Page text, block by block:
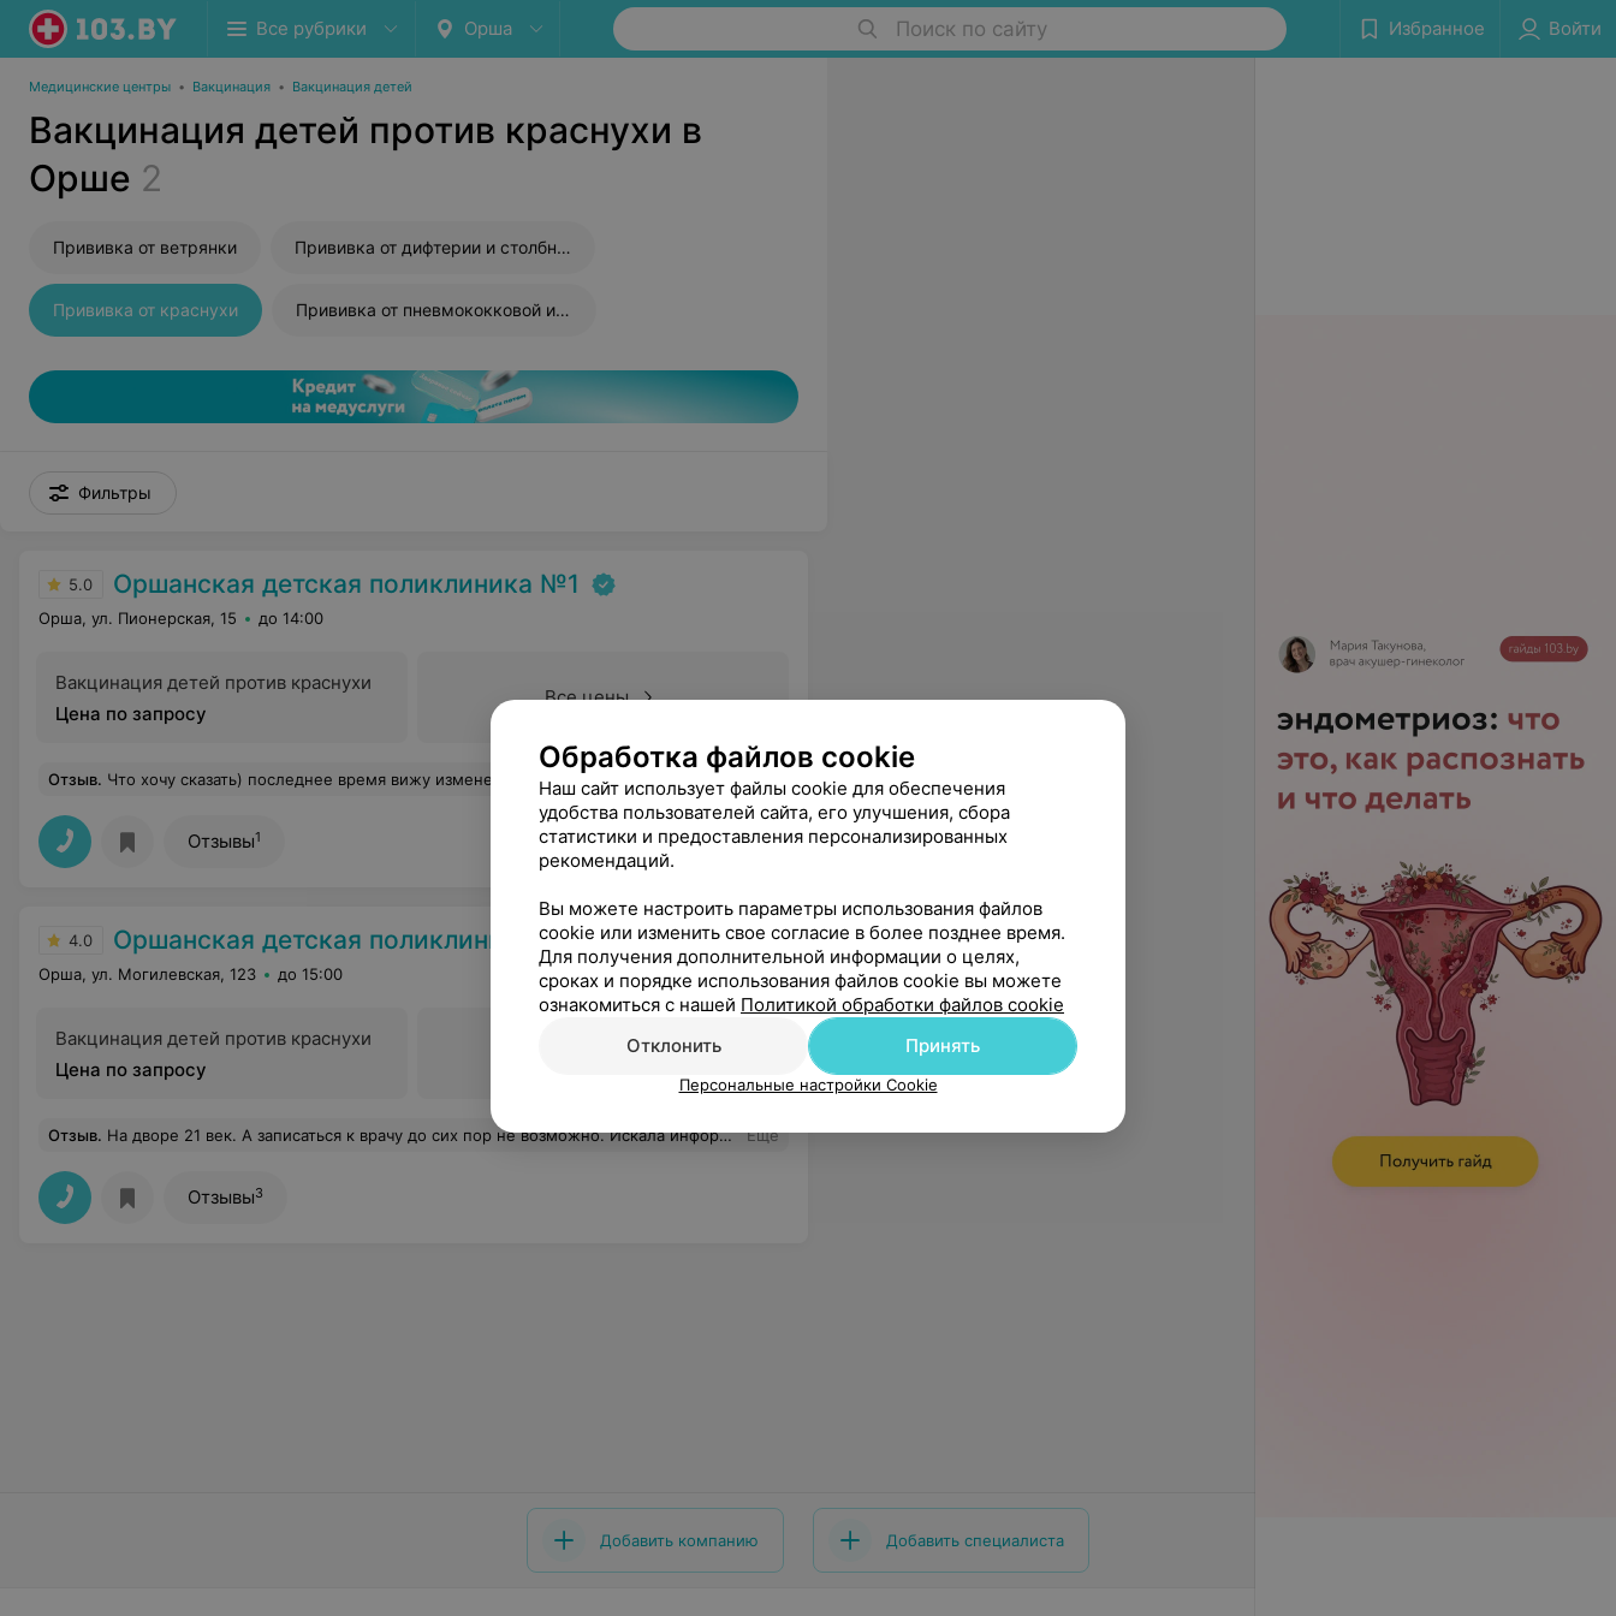
Все рубрики Орша Поиск по сайту Избранное Войти
Медицинские центры • Вакцинация • Вакцинация детей
Вакцинация детей против краснухи в
Орше 2
Прививка от ветрянки Прививка от дифтерии и столбняка
Прививка от краснухи Прививка от пневмококковой инфекции
Фильтры
5.0 Оршанская детская поликлиника №1
Орша, ул. Пионерская, 15 до 14:00
Вакцинация детей против краснухи
Цена по запросу
Все цены
Отзыв. Что хочу сказать) последнее время вижу изменения в лучшую сторону регистратуры-спокойные терпеливые девушки) ОТДЕЛЬНАЯ БЛАГОДАРНОСТЬ лаборанту, берущей кровь ОЛЬГЕ АЛЕКСАНДРОВНЕ. Шикарная, спокойная, любящая детей!!! Вам спасибо за сегодняшний приём! Еще
Отзывы1
4.0 Оршанская детская поликлиника №2
Орша, ул. Могилевская, 123 до 15:00
Вакцинация детей против краснухи
Цена по запросу
Все цены
Отзыв. На дворе 21 век. А записаться к врачу до сих пор не возможно. Искала информацию об электронной записи, но увы . Записаться можно только во взрослое отделение, к педиатру по Эл. почте не возможно, функции такой нет. А ещё было бы хорошо выложить хотя бы расписание работы специалистов. Еще
Отзывы3
Добавить компанию Добавить специалиста
Обработка файлов cookie
Наш сайт использует файлы cookie для обеспечения
удобства пользователей сайта, его улучшения, сбора
статистики и предоставления персонализированных
рекомендаций.
Вы можете настроить параметры использования файлов
cookie или изменить свое согласие в более позднее время.
Для получения дополнительной информации о целях,
сроках и порядке использования файлов cookie вы можете
ознакомиться с нашей Политикой обработки файлов cookie
Отклонить
Принять
Персональные настройки Cookie